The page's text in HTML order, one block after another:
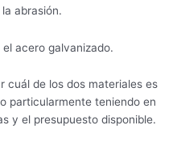
abrasión.
acero galvanizado.
cuál de los dos materiales es
particularmente teniendo en
y el presupuesto disponible.